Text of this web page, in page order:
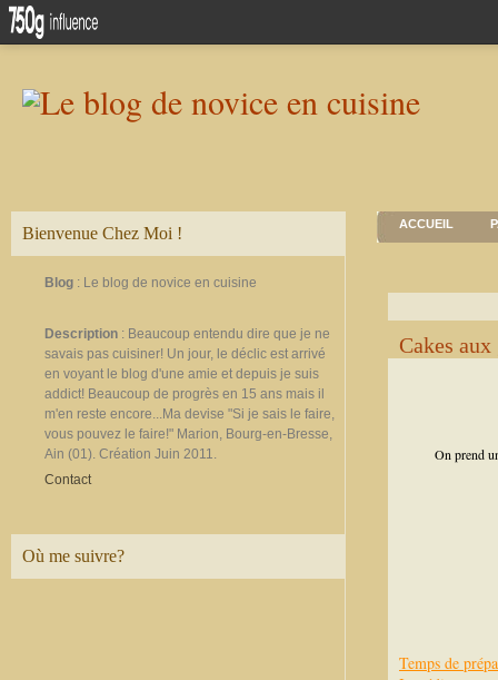
Bienvenue Chez Moi !
Blog : Le blog de novice en cuisine
Description : Beaucoup entendu dire que je ne
savais pas cuisiner! Un jour, le déclic est arrivé
en voyant le blog d'une amie et depuis je suis
addict! Beaucoup de progrès en 15 ans mais il
m'en reste encore...Ma devise "Si je sais le faire,
vous pouvez le faire!" Marion, Bourg-en-Bresse,
Ain (01). Création Juin 2011.
Contact
Où me suivre?
ACCUEIL
Cakes
On prend
Temps de